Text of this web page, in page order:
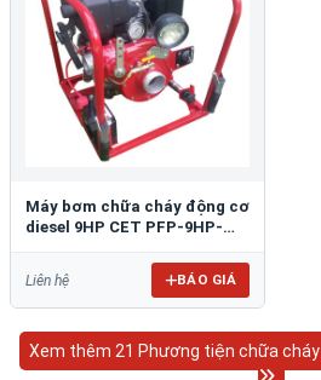
Máy bơm chữa cháy động cơ
diesel 9HP CET PFP-9HP-
Liên hệ BÁO GIÁ
Xem thêm 21 Phương tiện chữa